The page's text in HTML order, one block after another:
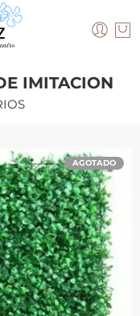
IMITACION
AGOTADO